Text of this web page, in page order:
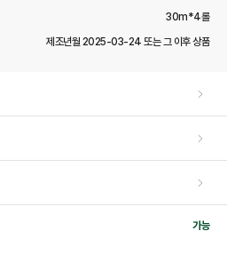
30m*4롤
제조년월 2025-03-24 또는 그 이후 상품
가능